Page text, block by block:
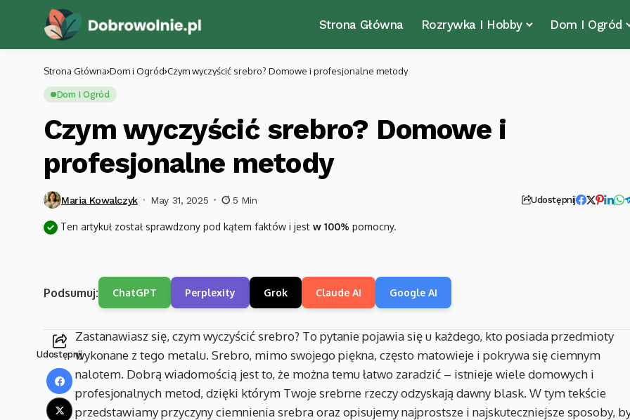
Strona Główna Rozrywka I Hobby Dom I Ogród
Strona Główna Dom i Ogród Czym wyczyścić srebro? Domowe i profesjonalne metody
Dom I Ogród
Czym wyczyścić srebro? Domowe i
profesjonalne metody
Maria Kowalczyk May 31, 2025 5 Min Udostępnij
Ten artykuł został sprawdzony pod kątem faktów i jest w 100% pomocny.
Podsumuj: ChatGPT Perplexity Grok Claude AI Google AI
Udostępnij
Zastanawiasz się, czym wyczyścić srebro? To pytanie pojawia się u każdego, kto posiada przedmioty
wykonane z tego metalu. Srebro, mimo swojego piękna, często matowieje i pokrywa się ciemnym
nalotem. Dobrą wiadomością jest to, że można temu łatwo zaradzić – istnieje wiele domowych i
profesjonalnych metod, dzięki którym Twoje srebrne rzeczy odzyskają dawny blask. W tym tekście
przedstawiamy przyczyny ciemnienia srebra oraz opisujemy najprostsze i najskuteczniejsze sposoby,